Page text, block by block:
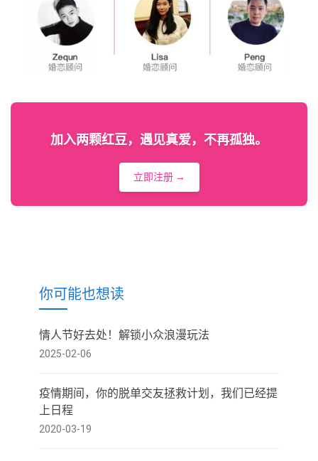
加入两颗红豆，遇见真爱，不再孤独。
立即注册 →
你可能也想读
情人节好去处！解锁小众浪漫玩法
2025-02-06
疫情期间，你的脱单交友拯救计划，我们已经提
上日程
2020-03-19